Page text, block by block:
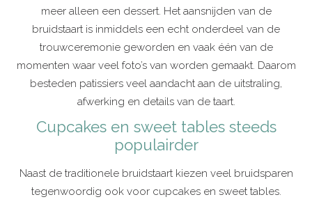
meer alleen een dessert. Het aansnijden van de
bruidstaart is inmiddels een echt onderdeel van de
trouwceremonie geworden en vaak één van de
momenten waar veel foto’s van worden gemaakt. Daarom
besteden patissiers veel aandacht aan de uitstraling,
afwerking en details van de taart.
Cupcakes en sweet tables steeds
populairder
Naast de traditionele bruidstaart kiezen veel bruidsparen
tegenwoordig ook voor cupcakes en sweet tables.